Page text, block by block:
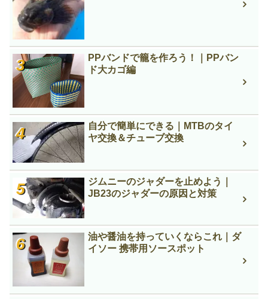
PPバンドで籠を作ろう！｜PPバン
ド大カゴ編
自分で簡単にできる｜MTBのタイ
ヤ交換＆チューブ交換
ジムニーのジャダーを止めよう｜
JB23のジャダーの原因と対策
油や醤油を持っていくならこれ｜ダ
イソー 携帯用ソースポット